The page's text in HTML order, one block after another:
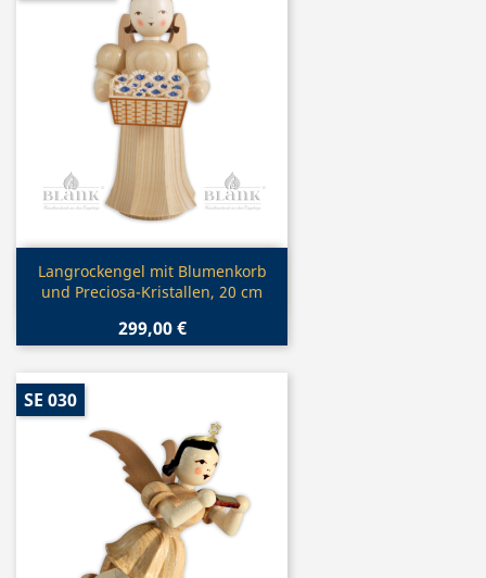
Vorschau
Langrockengel mit Blumenkorb
und Preciosa-Kristallen, 20 cm
299,00 €
SE 030